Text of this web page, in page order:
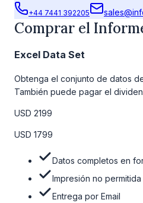
+44 7441 392205
Comprar el
Excel Data Set
Obtenga el conjunto de datos
También puede pagar el
la tabla de precios a continuación.
USD 2199
USD 1799
Datos completos en
Impresión no permitida
Entrega por Email